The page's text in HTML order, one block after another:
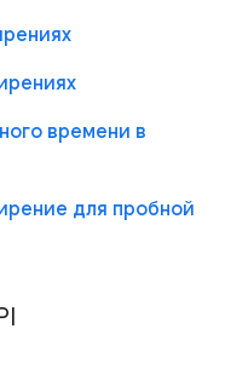
времени в
для пробной